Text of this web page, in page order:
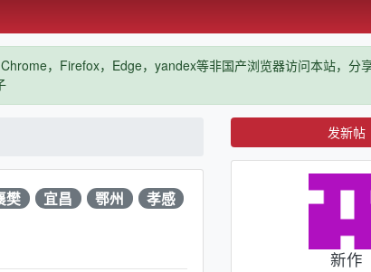
，Firefox，Edge，yandex等非国产浏览器访问本站，分
樊 宜昌 鄂州
孝感
发新帖
新作